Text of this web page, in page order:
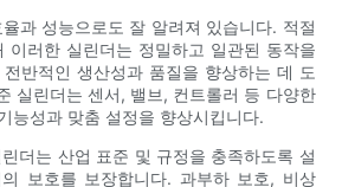
과 성능으로도 잘 알려져 있습니다. 적절
이러한 실린더는 정밀하고 일관된 동작을
반적인 생산성과 품질을 향상하는 데 도
실린더는 센서, 밸브, 컨트롤러 등 다양한
능성과 맞춤 설정을 향상시킵니다.
더는 산업 표준 및 규정을 충족하도록 설
보호를 보장합니다. 과부하 보호, 비상